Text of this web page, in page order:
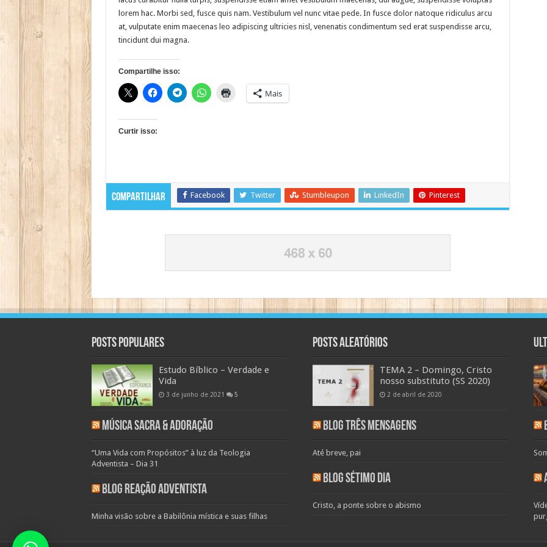
lorem hac. Morbi sed, fusce quis nam. Vestibulum vel nunc vitae pede. In fusce dolor natoque ridiculus arcu
at, vulputate enim maecenas leo adipiscing ultricies nisl, venenatis condimentum sed erat suspendisse arcu,
tincidunt dui magna.
Compartilhe isso:
Mais
Curtir isso:
Compartilhar Facebook Twitter Stumbleupon LinkedIn Pinterest
Posts populares
Estudo Bíblico – Verdade e
Vida
3 de junho de 2021 5
Música Sacra & Adoração
“Uma Vida com Propósitos” à luz da Teologia
Adventista – Dia 31
Blog Reação Adventista
Minha visão sobre a Babilônia mística e suas filhas
Posts aleatórios
TEMA 2 – Domingo, Cristo
nosso substituto (SS 2020)
2 de abril de 2020
Blog Três Mensagens
Até breve, pai
Blog Sétimo Dia
Cristo, a ponte sobre o abismo